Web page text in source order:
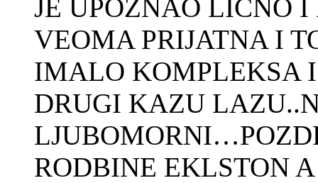
JE UPOZNAO LICNO
VEOMA PRIJATNA I
IMALO KOMPLEKSA
DRUGI KAZU
RODBINE EKLSTON